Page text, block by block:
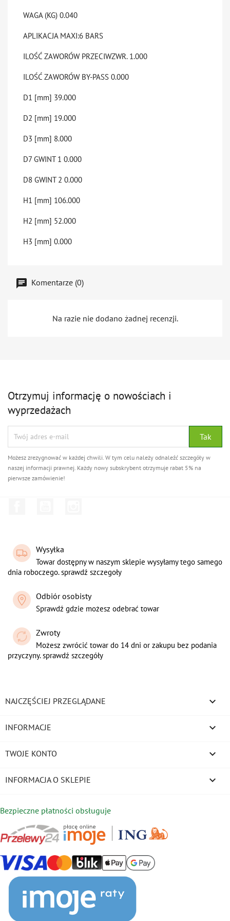
WAGA (KG) 0.040
APLIKACJA MAXI:6 BARS
ILOŚĆ ZAWORÓW PRZECIWZWR. 1.000
ILOŚĆ ZAWORÓW BY-PASS 0.000
D1 [mm] 39.000
D2 [mm] 19.000
D3 [mm] 8.000
D7 GWINT 1 0.000
D8 GWINT 2 0.000
H1 [mm] 106.000
H2 [mm] 52.000
H3 [mm] 0.000
Komentarze (0)
Na razie nie dodano żadnej recenzji.
Otrzymuj informację o nowościach i
wyprzedażach
Możesz zrezygnować w każdej chwili. W tym celu należy odnaleźć szczegóły w
naszej informacji prawnej. Każdy nowy subskrybent otrzymuje rabat 5% na
pierwsze zamówienie!
Wysyłka
Towar dostępny w naszym sklepie wysyłamy tego samego
dnia roboczego. sprawdź szczegoły
Odbiór osobisty
Sprawdź gdzie możesz odebrać towar
Zwroty
Możesz zwrócić towar do 14 dni or zakupu bez podania
przyczyny. sprawdź szczegóły
NAJCZĘŚCIEJ PRZEGLĄDANE 
INFORMACJE 
TWOJE KONTO 
INFORMACJA O SKLEPIE keyboard_arrow_down
Bezpieczne płatności obsługuje